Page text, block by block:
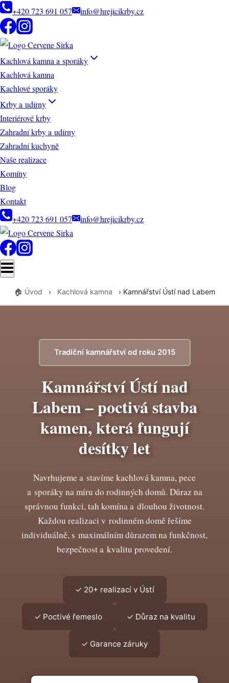
Přeskočit
na
obsah
+420 723 691 057 info@hrejicikrby.cz
Kachlová kamna a sporáky
Kachlová kamna
Kachlové sporáky
Krby a udírny
Interiérové krby
Zahradní krby a udírny
Zahradní kuchyně
Naše realizace
Komíny
Blog
Kontakt
+420 723 691 057
info@hrejicikrby.cz
🏠 Úvod › Kachlová kamna › Kamnářství Ústí nad Labem
Tradiční kamnářství od roku 2015
Kamnářství Ústí nad
Labem – poctivá stavba
kamen, která fungují
desítky let
Navrhujeme a stavíme kachlová kamna, pece
a sporáky na míru do rodinných domů. Důraz na
správnou funkci, tah komína a dlouhou životnost.
Každou realizaci v rodinném domě řešíme
individuálně, s maximálním důrazem na funkčnost,
bezpečnost a kvalitu provedení.
✓ 20+ realizací v Ústí
✓ Poctivé řemeslo ✓ Důraz na kvalitu
✓ Garance záruky